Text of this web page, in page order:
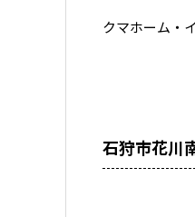
クマホーム・
石狩市花川